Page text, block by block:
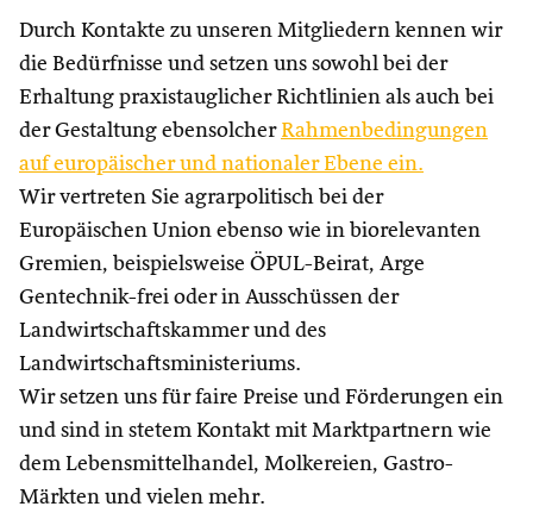
Durch Kontakte zu unseren Mitgliedern kennen wir
die Bedürfnisse und setzen uns sowohl bei der
Erhaltung praxistauglicher Richtlinien als auch bei
der Gestaltung ebensolcher Rahmenbedingungen
auf europäischer und nationaler Ebene ein.
Wir vertreten Sie agrarpolitisch bei der
Europäischen Union ebenso wie in biorelevanten
Gremien, beispielsweise ÖPUL-Beirat, Arge
Gentechnik-frei oder in Ausschüssen der
Landwirtschaftskammer und des
Landwirtschaftsministeriums.
Wir setzen uns für faire Preise und Förderungen ein
und sind in stetem Kontakt mit Marktpartnern wie
dem Lebensmittelhandel, Molkereien, Gastro-
Märkten und vielen mehr.